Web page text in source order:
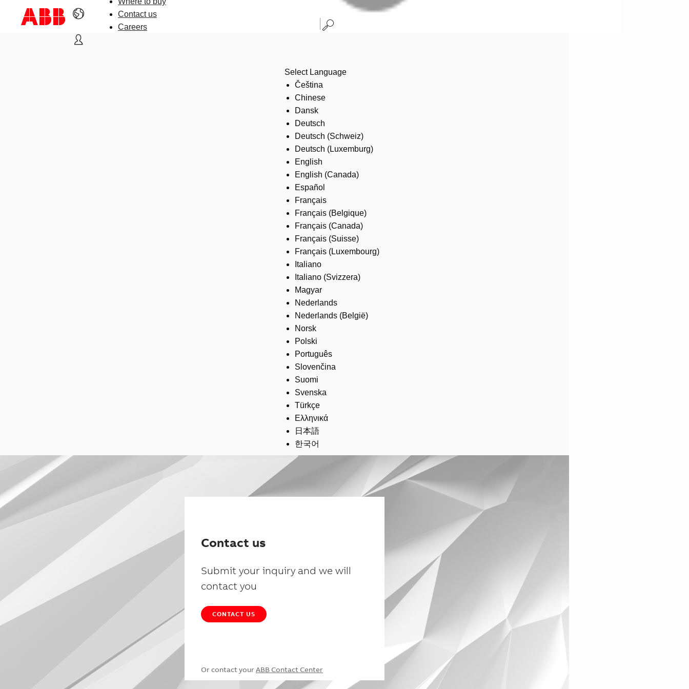
Contact us
Careers
Select Language
Čeština
Chinese
Dansk
Deutsch
Deutsch (Schweiz)
Deutsch (Luxemburg)
English
English (Canada)
Español
Français
Français (Belgique)
Français (Canada)
Français (Suisse)
Français (Luxembourg)
Italiano
Italiano (Svizzera)
Magyar
Nederlands
Nederlands (België)
Norsk
Polski
Português
Slovenčina
Suomi
Svenska
Türkçe
Ελληνικά
日本語
한국어
Contact us
Submit your inquiry and we will
contact you
CONTACT US
Or contact your ABB Contact Center